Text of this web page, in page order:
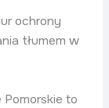
ochrony
tłumem w
to